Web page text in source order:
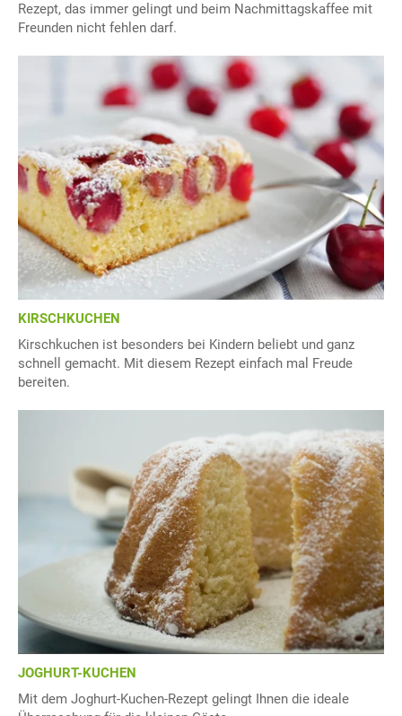
Rezept, das immer gelingt und beim Nachmittagskaffee mit
Freunden nicht fehlen darf.
KIRSCHKUCHEN
Kirschkuchen ist besonders bei Kindern beliebt und ganz
schnell gemacht. Mit diesem Rezept einfach mal Freude
bereiten.
JOGHURT-KUCHEN
Mit dem Joghurt-Kuchen-Rezept gelingt Ihnen die ideale